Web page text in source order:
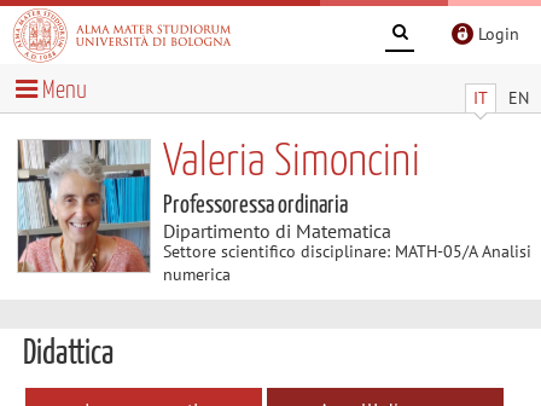
Login
IT EN
Menu
Valeria Simoncini
Professoressa ordinaria
Dipartimento di Matematica
Settore scientifico disciplinare: MATH-05/A Analisi
numerica
Didattica